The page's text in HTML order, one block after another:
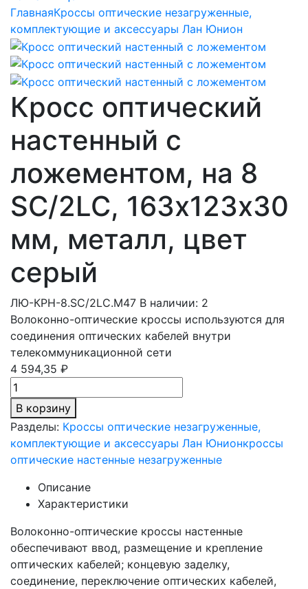
ГлавнаяКроссы оптические незагруженные,
комплектующие и аксессуары Лан Юнион
Кросс оптический
настенный с
ложементом, на 8
SC/2LC, 163х123х30
мм, металл, цвет
серый
ЛЮ-КРН-8.SC/2LC.М47 В наличии: 2
Волоконно-оптические кроссы используются для
соединения оптических кабелей внутри
телекоммуникационной сети
4 594,35 ₽
В корзину
Разделы: Кроссы оптические незагруженные,
комплектующие и аксессуары Лан Юнионкроссы
оптические настенные незагруженные
Описание
Характеристики
Волоконно-оптические кроссы настенные
обеспечивают ввод, размещение и крепление
оптических кабелей; концевую заделку,
соединение, переключение оптических кабелей,